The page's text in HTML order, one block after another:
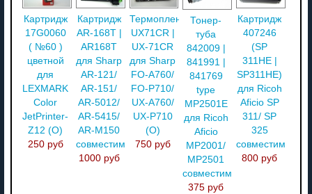
Картридж
17G0060
( №60 )
цветной
для
LEXMARK
Color
JetPrinter-
Z12 (O)
250 руб
Картридж
AR-168T |
AR168T
для Sharp
AR-121/
AR-151/
AR-5012/
AR-5415/
AR-M150
совместимый
1000 руб
Термопленка
UX71CR |
UX-71CR
для Sharp
FO-A760/
FO-P710/
UX-A760/
UX-P710
(O)
750 руб
Тонер-
туба
842009 |
841991 |
841769
type
MP2501E
для Ricoh
Aficio
MP2001/
MP2501
совместимый
375 руб
Картридж
407246
(SP
311HE |
SP311HE)
для Ricoh
Aficio SP
311/ SP
325
совместимый
800 руб